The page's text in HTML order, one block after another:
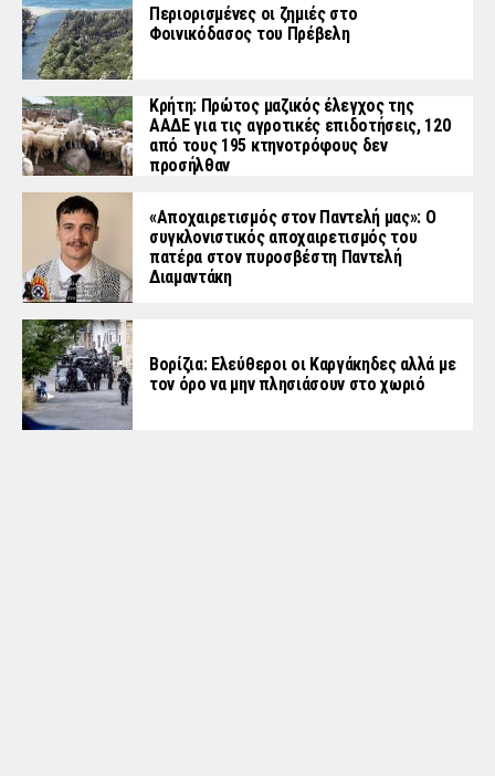
Περιορισμένες οι ζημιές στο
Φοινικόδασος του Πρέβελη
Κρήτη: Πρώτος μαζικός έλεγχος της
ΑΑΔΕ για τις αγροτικές επιδοτήσεις, 120
από τους 195 κτηνοτρόφους δεν
προσήλθαν
«Aποχαιρετισμός στον Παντελή μας»: Ο
συγκλονιστικός αποχαιρετισμός του
πατέρα στον πυροσβέστη Παντελή
Διαμαντάκη
Βορίζια: Ελεύθεροι οι Καργάκηδες αλλά με
τον όρο να μην πλησιάσουν στο χωριό